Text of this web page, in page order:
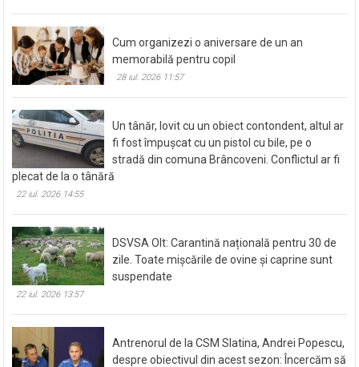
Cum organizezi o aniversare de un an
memorabilă pentru copil
28 iul. 2026 11:57
Un tânăr, lovit cu un obiect contondent, altul ar
fi fost împușcat cu un pistol cu bile, pe o
stradă din comuna Brâncoveni. Conflictul ar fi
plecat de la o tânără
22 iul. 2026 14:55
DSVSA Olt: Carantină națională pentru 30 de
zile. Toate mișcările de ovine și caprine sunt
suspendate
22 iul. 2026 13:57
Antrenorul de la CSM Slatina, Andrei Popescu,
despre obiectivul din acest sezon: Încercăm să